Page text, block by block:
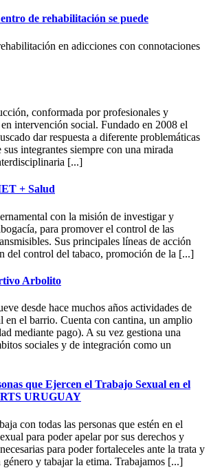
de rehabilitación se puede
en adicciones con connotaciones
conformada por profesionales y
intervención social. Fundado en 2008 el
dar respuesta a diferente problemáticas
integrantes siempre con una mirada
[...]
+ Salud
con la misión de investigar y
para promover el control de las
Sus principales líneas de acción
del control del tabaco, promoción de la [...]
Arbolito
desde hace muchos años actividades de
en el barrio. Cuenta con cantina, un amplio
mediante pago). A su vez gestiona una
sociales y de integración como un
que Ejercen el Trabajo Sexual en el
URUGUAY
con todas las personas que estén en el
para poder apelar por sus derechos y
para poder fortaleceles ante la trata y
género y tabajar la etima. Trabajamos [...]